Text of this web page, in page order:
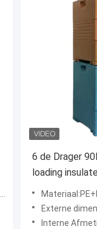
6 de Drager
loading
Externe
Interne